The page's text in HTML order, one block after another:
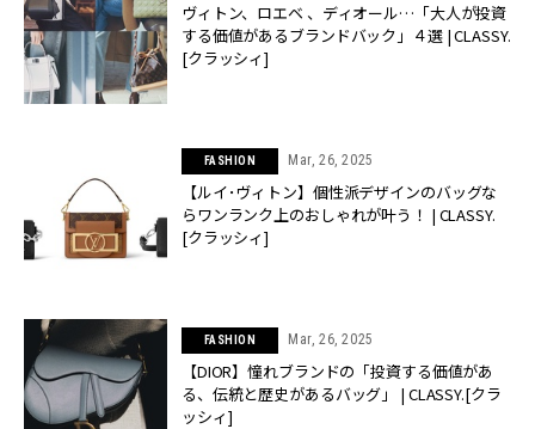
ヴィトン、ロエベ 、ディオール…「大人が投資
する価値があるブランドバック」４選 | CLASSY.
[クラッシィ]
FASHION Mar, 26, 2025
【ルイ･ヴィトン】個性派デザインのバッグな
らワンランク上のおしゃれが叶う！ | CLASSY.
[クラッシィ]
FASHION Mar, 26, 2025
【DIOR】憧れブランドの「投資する価値があ
る、伝統と歴史があるバッグ」 | CLASSY.[クラ
ッシィ]